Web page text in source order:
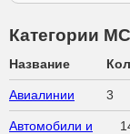
Категории
Название
Авиалинии 3
Автомобили и